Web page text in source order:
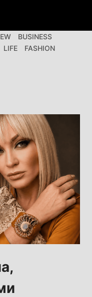
BUSINESS
LIFE
FASHION